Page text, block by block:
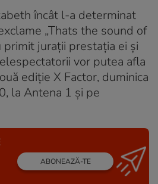
încât l-a determinat
„Thats the sound of
primit juraţii prestaţia ei şi
vor putea afla
ediţie X Factor, duminica
la Antena 1 şi pe
ABONEAZĂ-TE